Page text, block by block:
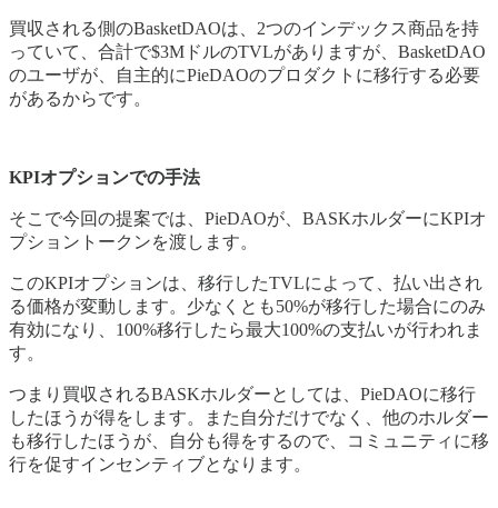
買収される側のBasketDAOは、2つのインデックス商品を持
っていて、合計で$3MドルのTVLがありますが、BasketDAO
のユーザが、自主的にPieDAOのプロダクトに移行する必要
があるからです。
KPIオプションでの手法
そこで今回の提案では、PieDAOが、BASKホルダーにKPIオ
プショントークンを渡します。
このKPIオプションは、移行したTVLによって、払い出され
る価格が変動します。少なくとも50%が移行した場合にのみ
有効になり、100%移行したら最大100%の支払いが行われま
す。
つまり買収されるBASKホルダーとしては、PieDAOに移行
したほうが得をします。また自分だけでなく、他のホルダー
も移行したほうが、自分も得をするので、コミュニティに移
行を促すインセンティブとなります。